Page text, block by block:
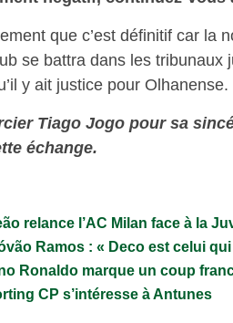
que c’est définitif car la
se battra dans les tribunaux
y ait justice pour Olhanense.
Tiago Jogo pour sa
échange.
relance l’AC Milan face à la
Ramos : « Deco est celui
Ronaldo marque un coup
CP s’intéresse à Antunes